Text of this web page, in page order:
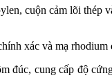
cuộn cảm lõi thép
xác và mạ
cung cấp độ